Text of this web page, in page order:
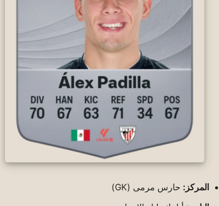
المركز: حارس مرمى (GK)